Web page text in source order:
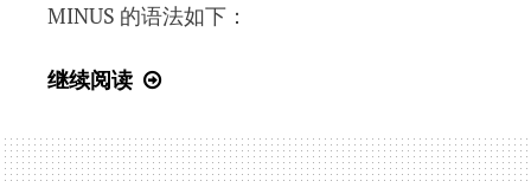
MINUS 的语法如下：
继续阅读
门
教